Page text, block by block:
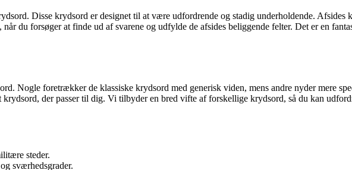
Disse krydsord er designet til at være udfordrende og stadig underholdende. Afsides
du forsøger at finde ud af svarene og udfylde de afsides beliggende felter. Det er en
Nogle foretrækker de klassiske krydsord med generisk viden, mens andre nyder mere
der passer til dig. Vi tilbyder en bred vifte af forskellige krydsord, så du kan
steder.
sværhedsgrader.